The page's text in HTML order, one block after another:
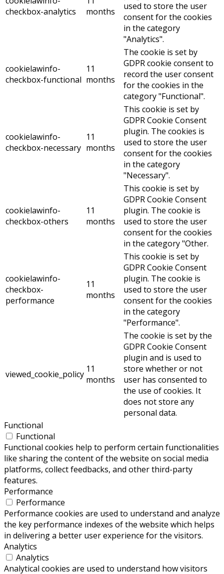
checkbox-analytics
months
used to store the user
consent for the cookies
in the category
"Analytics".
cookielawinfo-
checkbox-functional
11
months
The cookie is set by
GDPR cookie consent to
record the user consent
for the cookies in the
category "Functional".
cookielawinfo-
checkbox-necessary
11
months
This cookie is set by
GDPR Cookie Consent
plugin. The cookies is
used to store the user
consent for the cookies
in the category
"Necessary".
cookielawinfo-
checkbox-others
11
months
This cookie is set by
GDPR Cookie Consent
plugin. The cookie is
used to store the user
consent for the cookies
in the category "Other.
cookielawinfo-
checkbox-
performance
11
months
This cookie is set by
GDPR Cookie Consent
plugin. The cookie is
used to store the user
consent for the cookies
in the category
"Performance".
viewed_cookie_policy 11
months
The cookie is set by the
GDPR Cookie Consent
plugin and is used to
store whether or not
user has consented to
the use of cookies. It
does not store any
personal data.
Functional
Functional
Functional cookies help to perform certain functionalities
like sharing the content of the website on social media
platforms, collect feedbacks, and other third-party
features.
Performance
Performance
Performance cookies are used to understand and analyze
the key performance indexes of the website which helps
in delivering a better user experience for the visitors.
Analytics
Analytics
Analytical cookies are used to understand how visitors